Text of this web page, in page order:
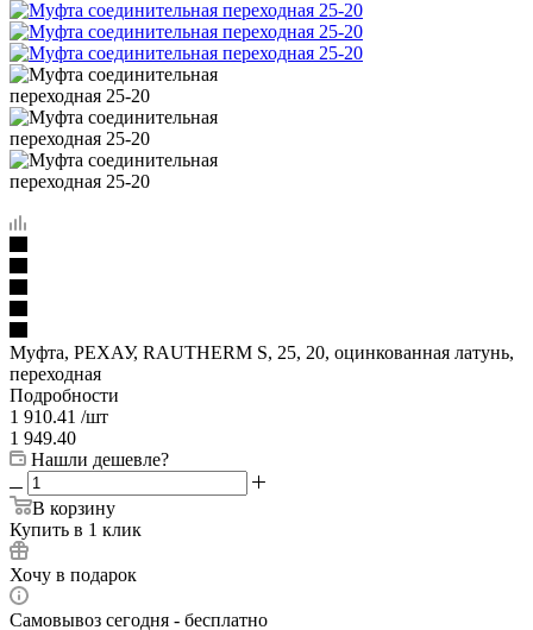
Муфта, РЕХАУ, RAUTHERM S, 25, 20, оцинкованная латунь,
переходная
Подробности
1 910.41 /шт
1 949.40
Нашли дешевле?
В корзину
Купить в 1 клик
Хочу в подарок
Самовывоз сегодня - бесплатно